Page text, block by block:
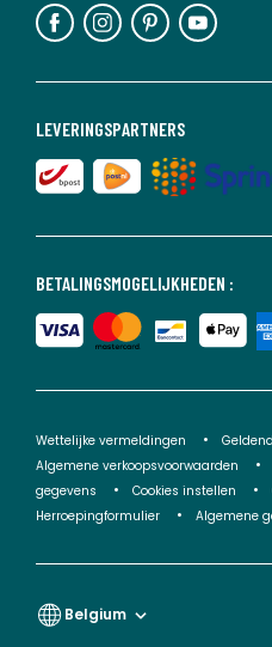
BETALINGSMOGELIJKHEDEN :
LEVERINGSPARTNERS
Wettelijke vermeldingen
Algemene verkoopsvoorwaarden
gegevens
Cookies instellen
Herroepingformulier
Algemene
Belgium